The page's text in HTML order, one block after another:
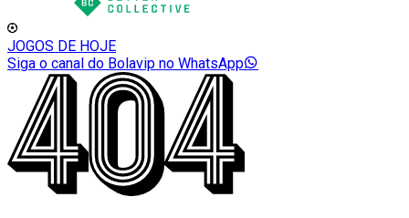
JOGOS DE HOJE
Siga o canal do Bolavip no WhatsApp